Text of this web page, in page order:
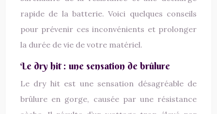
rapide de la batterie. Voici quelques conseils
pour prévenir ces inconvénients et prolonger
la durée de vie de votre matériel.
Le dry hit : une sensation de brûlure
Le dry hit est une sensation désagréable de
brûlure en gorge, causée par une résistance